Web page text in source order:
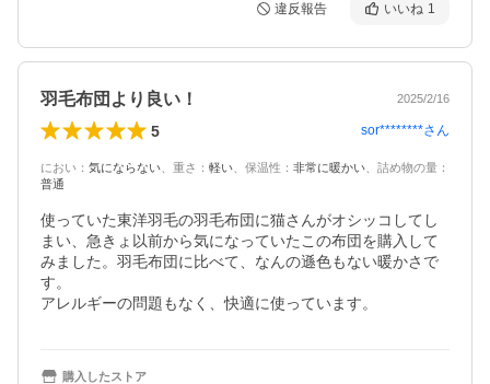
違反報告 いいね 1
羽毛布団より良い！ 2025/2/16
5 sor********さん
におい ： 気にならない 重さ ： 軽い 保温性 ： 非常に暖かい 詰め物の量 ：
普通
使っていた東洋羽毛の羽毛布団に猫さんがオシッコしてし
まい、急きょ以前から気になっていたこの布団を購入して
みました。羽毛布団に比べて、なんの遜色もない暖かさで
す。
アレルギーの問題もなく、快適に使っています。
購入したストア